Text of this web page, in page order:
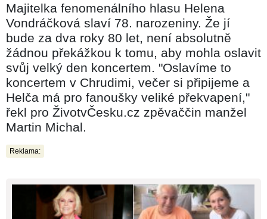
Majitelka fenomenálního hlasu Helena
Vondráčková slaví 78. narozeniny. Že jí
bude za dva roky 80 let, není absolutně
žádnou překážkou k tomu, aby mohla oslavit
svůj velký den koncertem. "Oslavíme to
koncertem v Chrudimi, večer si připijeme a
Helča má pro fanoušky veliké překvapení,"
řekl pro ŽivotvČesku.cz zpěvaččin manžel
Martin Michal.
Reklama: